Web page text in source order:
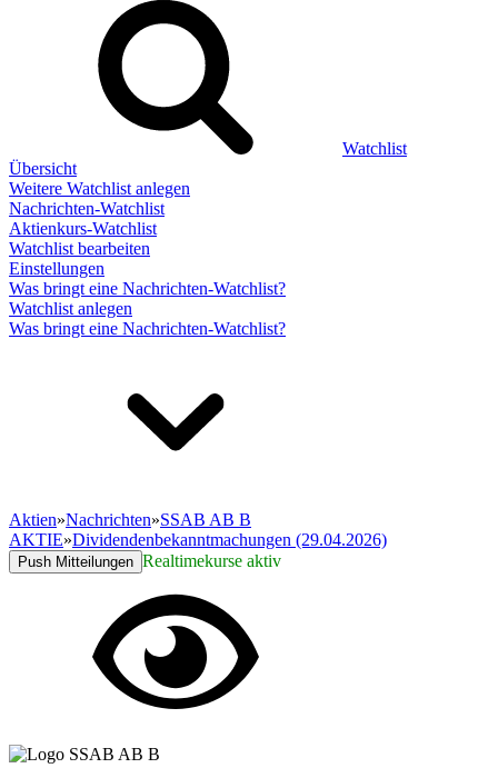
Watchlist
Übersicht
Weitere Watchlist anlegen
Nachrichten-Watchlist
Aktienkurs-Watchlist
Watchlist bearbeiten
Einstellungen
Was bringt eine Nachrichten-Watchlist?
Watchlist anlegen
Was bringt eine Nachrichten-Watchlist?
Aktien»Nachrichten»SSAB AB B
AKTIE»Dividendenbekanntmachungen (29.04.2026)
Push Mitteilungen Realtimekurse aktiv